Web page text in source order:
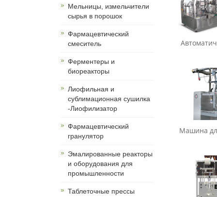
Мельницы, измельчители
сырья в порошок
Фармацевтический
смеситель
Ферментеры и
биореакторы
Лиофильная и
сублимационная сушилка
-Лиофилизатор
Фармацевтический
гранулятор
Эмалированные реакторы
и оборудования для
промышленности
Таблеточные прессы
Машина